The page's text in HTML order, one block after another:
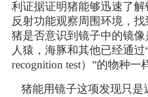
利证据证明猪能够迅速了
反射功能观察周围环境，
猪是否意识到镜子中的镜
人猿，海豚和其他已经通
recognition test）”的物种
猪能用镜子这项发现只